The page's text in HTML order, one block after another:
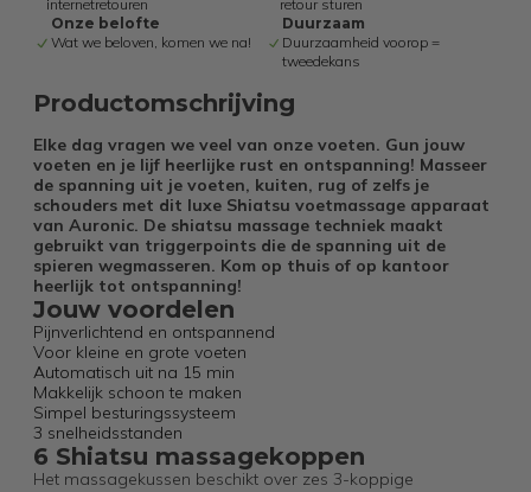
internetretouren
retour sturen
Onze belofte
Wat we beloven, komen we na!
Duurzaam
Duurzaamheid voorop =
tweedekans
Productomschrijving
Elke dag vragen we veel van onze voeten. Gun jouw
voeten en je lijf heerlijke rust en ontspanning! Masseer
de spanning uit je voeten, kuiten, rug of zelfs je
schouders met dit luxe Shiatsu voetmassage apparaat
van Auronic. De shiatsu massage techniek maakt
gebruikt van triggerpoints die de spanning uit de
spieren wegmasseren. Kom op thuis of op kantoor
heerlijk tot ontspanning!
Jouw voordelen
Pijnverlichtend en ontspannend
Voor kleine en grote voeten
Automatisch uit na 15 min
Makkelijk schoon te maken
Simpel besturingssysteem
3 snelheidsstanden
6 Shiatsu massagekoppen
Het massagekussen beschikt over zes 3-koppige